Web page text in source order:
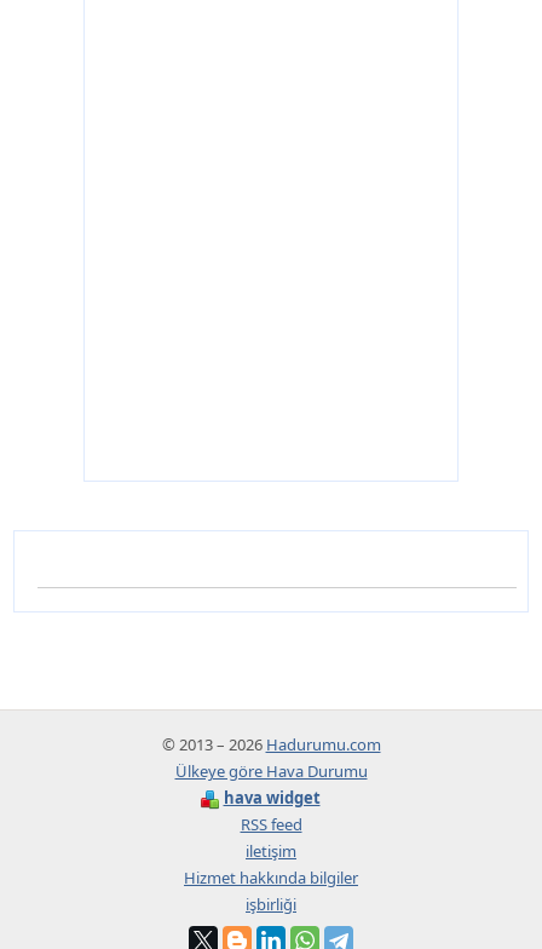
© 2013 – 2026 Hadurumu.com
Ülkeye göre Hava Durumu
hava widget
RSS feed
iletişim
Hizmet hakkında bilgiler
işbirliği